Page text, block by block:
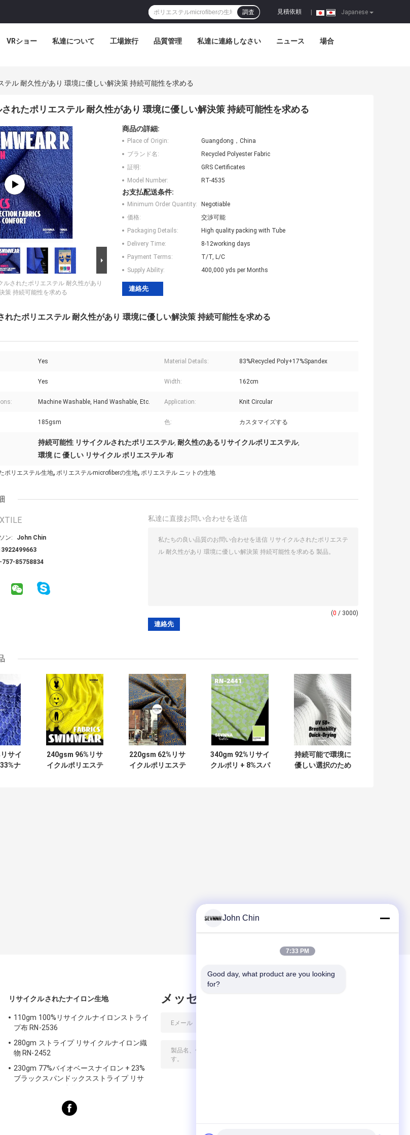
Japanese
見積依頼
調査
VRショー 私達について 工場旅行 品質管理 私達に連絡しなさい ニュース 場合
テル 耐久性があり 環境に優しい解決策 持続可能性を求める
されたポリエステル 耐久性があり 環境に優しい解決策 持続可能性を求める
ルされたポリエステル 耐久性があり
策 持続可能性を求める
商品の詳細:
Place of Origin:
Guangdong，China
ブランド名:
Recycled Polyester Fabric
証明:
GRS Certificates
Model Number:
RT-4535
お支払配送条件:
Minimum Order Quantity:
Negotiable
価格:
交渉可能
Packaging Details:
High quality packing with Tube
Delivery Time:
8-12working days
Payment Terms:
T/T, L/C
Supply Ability:
400,000 yds per Months
連絡先
れたポリエステル 耐久性があり 環境に優しい解決策 持続可能性を求める
Yes Material Details: 83%Recycled Poly+17%Spandex
Yes Width: 162cm
Machine Washable, Hand Washable, Etc. Application: Knit Circular
185gsm 色: カスタマイズする
持続可能性 リサイクルされたポリエステル, 耐久性のあるリサイクルポリエステル,
環境 に 優しい リサイクル ポリエステル 布
ポリエステル生地, ポリエステルmicrofiberの生地, ポリエステル ニットの生地
ン:
John Chin
757-85758834
私達に直接お問い合わせを送信
(0 / 3000)
サイ
ナ
240gsm 96%リサ
イクルポリエステ
220gsm 62%リサ
イクルポリエステ
340gm 92%リサイ
クルポリ + 8%スパ
持続可能で環境に
優しい選択のため
リサイクルされたナイロン生地
110gm 100%リサイクルナイロンストライ
プ布 RN-2536
280gm ストライプ リサイクルナイロン織
物 RN-2452
230gm 77%バイオベースナイロン + 23%
ブラックスパンドックスストライプ リサ
メッセージ
John Chin
7:33 PM
Good day, what product are you looking
for?